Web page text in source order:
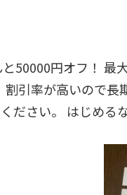
50000円オフ！ 最
割引率が高いので
ださい。 はじめ